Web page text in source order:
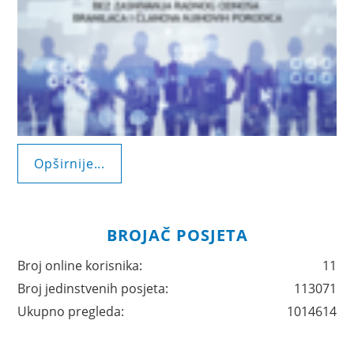
Opširnije...
BROJAČ POSJETA
Broj online korisnika:
11
Broj jedinstvenih posjeta:
113071
Ukupno pregleda:
1014614